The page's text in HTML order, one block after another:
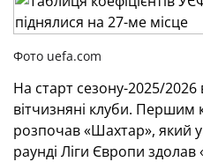
Фото uefa.com
На старт сезону-2025/
вітчизняні клуби. Першим
розпочав «Шахтар», який
раунді Ліги Європи здолав